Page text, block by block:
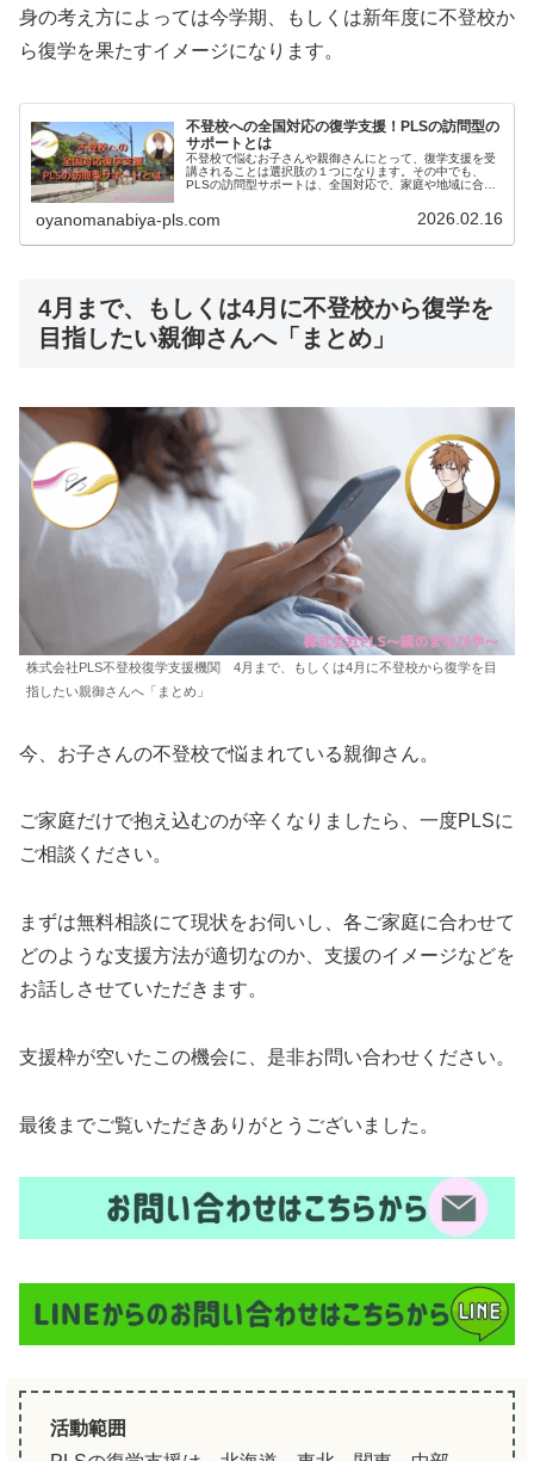
身の考え方によっては今学期、もしくは新年度に不登校か
ら復学を果たすイメージになります。
不登校への全国対応の復学支援！PLSの訪問型の
サポートとは
不登校で悩むお子さんや親御さんにとって、復学支援を受
講されることは選択肢の１つになります。その中でも、
PLSの訪問型サポートは、全国対応で、家庭や地域に合わ
支援の特長や具体的なサポート内容、そしてそのメリット
について詳しくご紹介します。
oyanomanabiya-pls.com 2026.02.16
4月まで、もしくは4月に不登校から復学を
目指したい親御さんへ「まとめ」
株式会社PLS不登校復学支援機関 4月まで、もしくは4月に不登校から復学を目
指したい親御さんへ「まとめ」
今、お子さんの不登校で悩まれている親御さん。
ご家庭だけで抱え込むのが辛くなりましたら、一度PLSに
ご相談ください。
まずは無料相談にて現状をお伺いし、各ご家庭に合わせて
どのような支援方法が適切なのか、支援のイメージなどを
お話しさせていただきます。
支援枠が空いたこの機会に、是非お問い合わせください。
最後までご覧いただきありがとうございました。
活動範囲